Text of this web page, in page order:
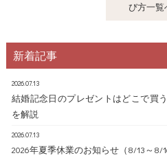
び方一覧
新着記事
2026.07.13
結婚記念日のプレゼントはどこで買
を解説
2026.07.13
2026年夏季休業のお知らせ（8/13～8/